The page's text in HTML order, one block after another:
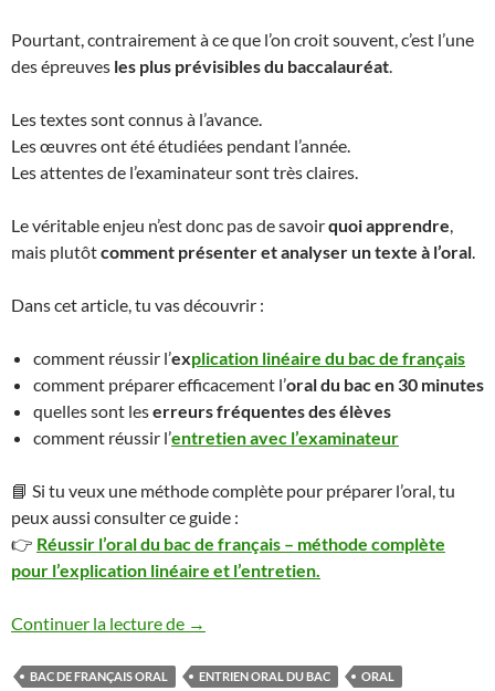
Pourtant, contrairement à ce que l’on croit souvent, c’est l’une
des épreuves les plus prévisibles du baccalauréat.
Les textes sont connus à l’avance.
Les œuvres ont été étudiées pendant l’année.
Les attentes de l’examinateur sont très claires.
Le véritable enjeu n’est donc pas de savoirquoi apprendre,
mais plutôtcomment présenter et analyser un texte à l’oral.
Dans cet article, tu vas découvrir :
comment réussir l’explication linéaire du bac de français
comment préparer efficacement l’oral du bac en 30 minutes
quelles sont leserreurs fréquentes des élèves
comment réussir l’entretien avec l’examinateur
📘 Si tu veux une méthode complète pour préparer l’oral, tu
peux aussi consulter ce guide :
👉 Réussir l’oral du bac de français – méthode complète
pour l’explication linéaire et l’entretien.
Continuer la lecture de Oral du bac de français : méthode
→
BAC DE FRANÇAIS ORAL ENTRIEN ORAL DU BAC
ORAL